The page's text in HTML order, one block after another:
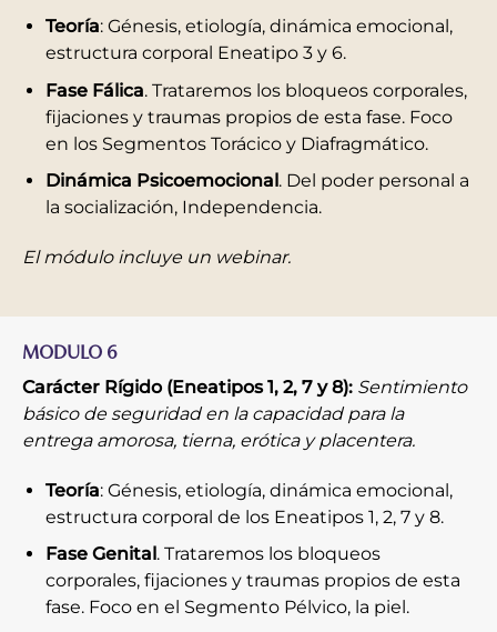
Teoría: Génesis, etiología, dinámica emocional,
estructura corporal Eneatipo 3 y 6.
Fase Fálica. Trataremos los bloqueos corporales,
fijaciones y traumas propios de esta fase. Foco
en los Segmentos Torácico y Diafragmático.
Dinámica Psicoemocional . Del poder personal a
la socialización, Independencia.
El módulo incluye un webinar.
MODULO 6
Carácter Rígido (Eneatipos 1, 2, 7 y 8): Sentimiento
básico de seguridad en la capacidad para la
entrega amorosa, tierna, erótica y placentera.
Teoría: Génesis, etiología, dinámica emocional,
estructura corporal de los Eneatipos 1, 2, 7 y 8.
Fase Genital . Trataremos los bloqueos
corporales, fijaciones y traumas propios de esta
fase. Foco en el Segmento Pélvico, la piel.